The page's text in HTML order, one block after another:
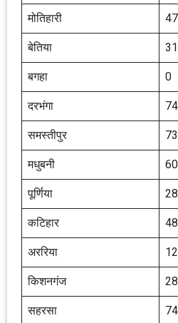
मोतिहारी
बेतिया
बगहा 0
दरभंगा
समस्तीपुर
मधुबनी
पूर्णिया
कटिहार
अररिया
किशनगंज
सहरसा 74